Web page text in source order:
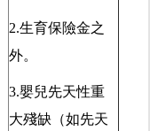
2.生育保險金之
外。
3.嬰兒先天性重
大殘缺（如先天